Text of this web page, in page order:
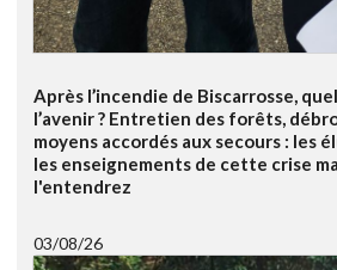
Après l’incendie de Biscarrosse,
l’avenir ? Entretien des forêts,
moyens accordés aux secours : les
les enseignements de cette crise
l'entendrez
03/08/26